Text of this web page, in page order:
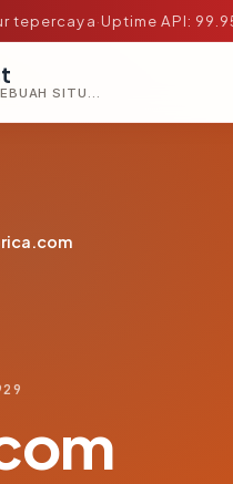
tepercaya·Uptime API:
PERIKSA APAKAH SEBUAH SITUS AMAN, TEPERCAYA, DAN TERVERIFIKASI DALAM HITUNGAN DETIK.